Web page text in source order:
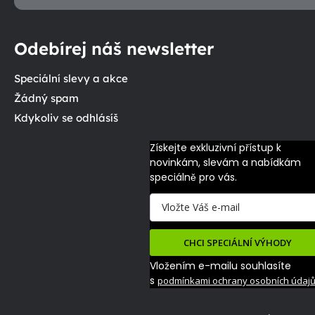
Odebírej náš newsletter
Speciální slevy a akce
Žádný spam
Kdykoliv se odhlásíš
Získejte exkluzivní přístup k
novinkám, slevám a nabídkám
speciálně pro vás.
CHCI SPECIÁLNÍ VÝHODY
Vložením e-mailu souhlasíte
s podmínkami ochrany osobních údajů